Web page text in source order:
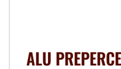
ALU